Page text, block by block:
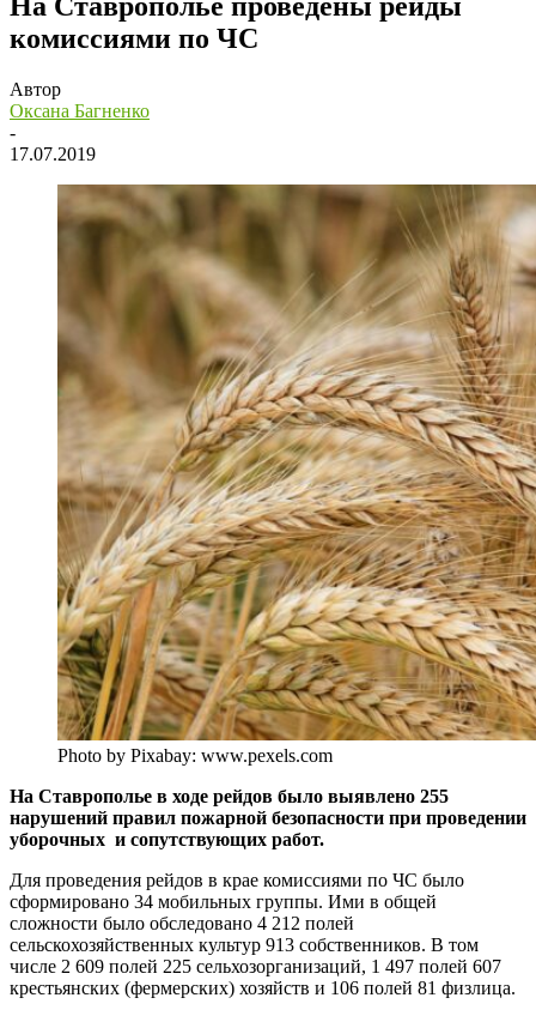
комиссиями по ЧС
Автор
Оксана Багненко
-
17.07.2019
Photo by Pixabay: www.pexels.com
На Ставрополье в ходе рейдов было выявлено 255
нарушений правил пожарной безопасности при проведении
уборочных и сопутствующих работ.
Для проведения рейдов в крае комиссиями по ЧС было
сформировано 34 мобильных группы. Ими в общей
сложности было обследовано 4 212 полей
сельскохозяйственных культур 913 собственников. В том
числе 2 609 полей 225 сельхозорганизаций, 1 497 полей 607
крестьянских (фермерских) хозяйств и 106 полей 81 физлица.